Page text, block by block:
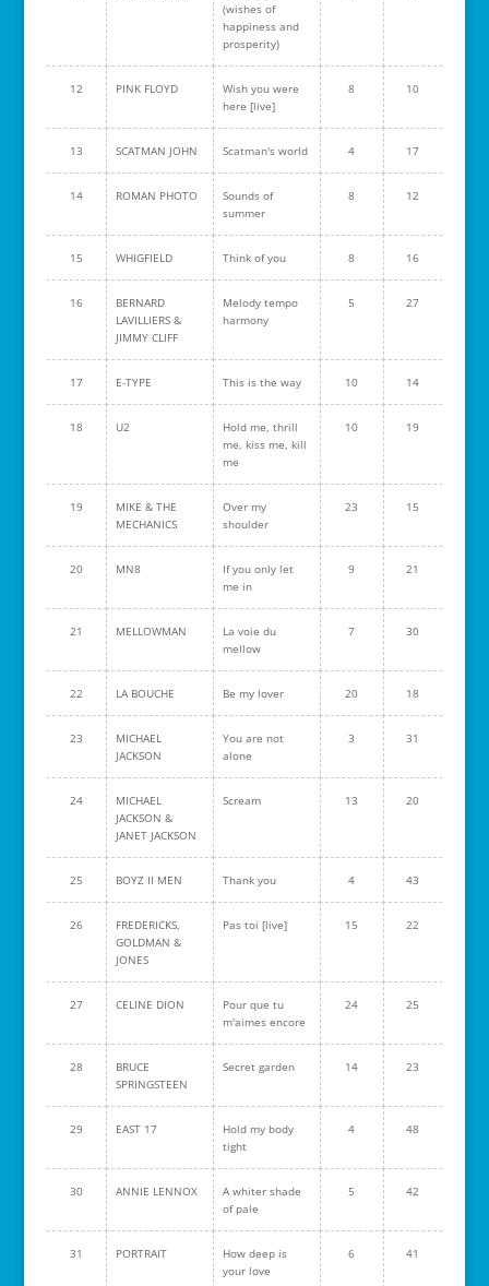
(wishes of
happiness and
prosperity)
12 PINK FLOYD
Wish you were
here [live]
8 10
13 SCATMAN JOHN Scatman's world 4 17
14 ROMAN PHOTO
Sounds of
summer
8 12
15 WHIGFIELD Think of you 8 16
16
BERNARD
LAVILLIERS &
JIMMY CLIFF
Melody tempo
harmony
5 27
17 E-TYPE This is the way 10 14
18 U2
Hold me, thrill
me, kiss me, kill
me
10 19
19
MIKE & THE
MECHANICS
Over my
shoulder
23 15
20 MN8
If you only let
me in
9 21
21 MELLOWMAN
La voie du
mellow
7 30
22 LA BOUCHE Be my lover 20 18
23
MICHAEL
JACKSON
You are not
alone
3 31
24
MICHAEL
JACKSON &
JANET JACKSON
Scream 13 20
25 BOYZ II MEN Thank you 4 43
26
FREDERICKS,
GOLDMAN &
JONES
Pas toi [live] 15 22
27 CELINE DION
Pour que tu
m'aimes encore
24 25
28
BRUCE
SPRINGSTEEN
Secret garden 14 23
29 EAST 17
Hold my body
tight
4 48
30 ANNIE LENNOX
A whiter shade
of pale
5 42
31 PORTRAIT
How deep is
your love
6 41